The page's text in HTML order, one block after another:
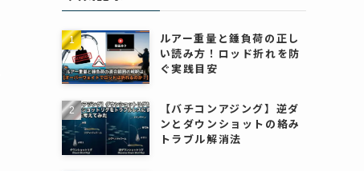
ルアー重量と錘負荷の正し
い読み方！ロッド折れを防
ぐ実践目安
【バチコンアジング】逆ダ
ンとダウンショットの絡み
トラブル解消法